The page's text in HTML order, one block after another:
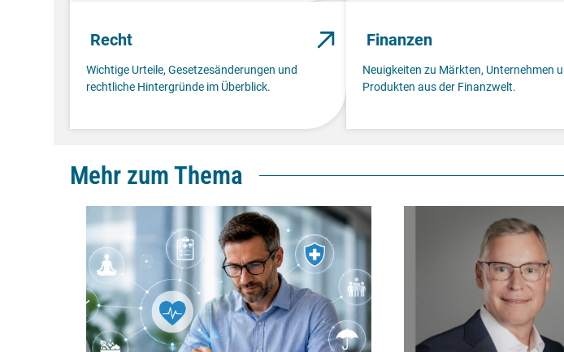
Recht
Wichtige Urteile, Gesetzesänderungen und
rechtliche Hintergründe im Überblick.
Finanzen
Neuigkeiten zu Märkten, Unternehmen
Produkten aus der Finanzwelt.
Mehr zum Thema